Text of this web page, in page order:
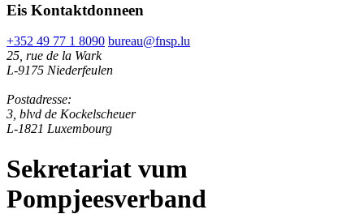
Eis Kontaktdonneen
+352 49 77 1 8090 bureau@fnsp.lu
25, rue de la Wark
L-9175 Niederfeulen
Postadresse:
3, blvd de Kockelscheuer
L-1821 Luxembourg
Sekretariat vum
Pompjeesverband